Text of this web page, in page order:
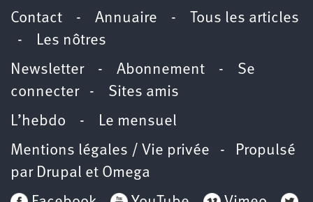
Contact - Annuaire - Tous les articles
-
Les nôtres
Newsletter- Abonnement - Se
connecter- Sites amis
L’hebdo -
Le mensuel
Mentions légales / Vie privée - Propulsé
par Drupal et Omega